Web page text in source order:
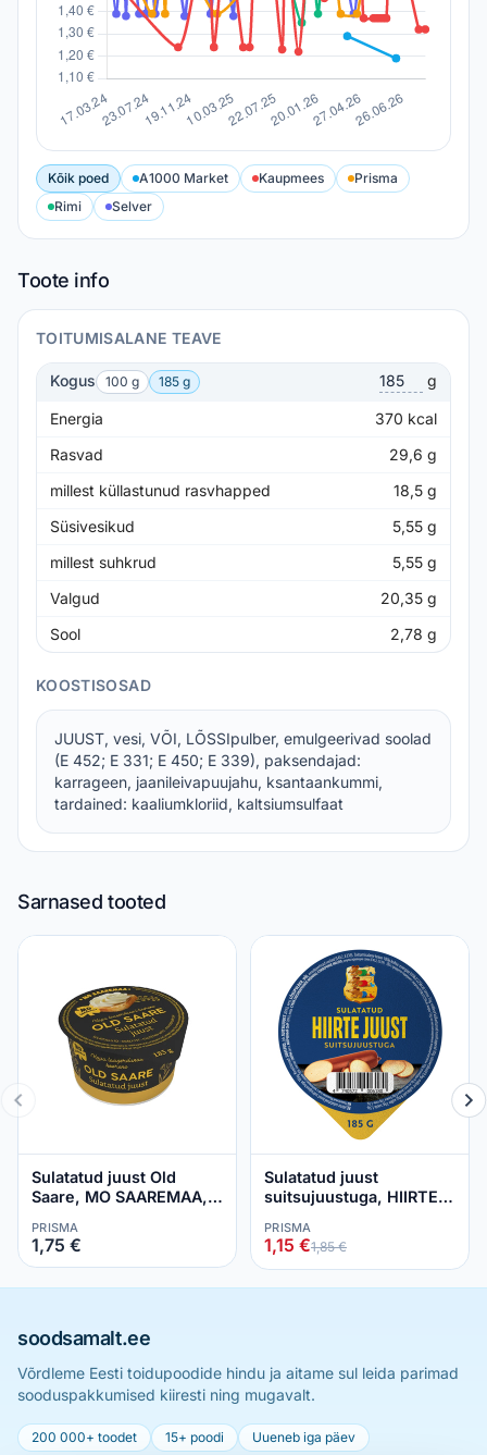
Kõik poed A1000 Market Kaupmees
Prisma
Rimi
Selver
Toote info
TOITUMISALANE TEAVE
Kogus 100 g 185 g g
Energia 370 kcal
Rasvad
29,6 g
millest küllastunud rasvhapped
18,5 g
Süsivesikud
5,55 g
millest suhkrud
5,55 g
Valgud
20,35 g
Sool
2,78 g
KOOSTISOSAD
JUUST, vesi, VÕI, LÕSSIpulber, emulgeerivad soolad
(E 452; E 331; E 450; E 339), paksendajad:
karrageen, jaanileivapuujahu, ksantaankummi,
tardained: kaaliumkloriid, kaltsiumsulfaat
Sarnased tooted
Sulatatud juust Old
Saare, MO SAAREMAA,
PRISMA
1,75 €
Sulatatud juust
suitsujuustuga, HIIRTE
PRISMA
1,15 €1,85 €
soodsamalt.ee
Võrdleme Eesti toidupoodide hindu ja aitame sul leida parimad
sooduspakkumised kiiresti ning mugavalt.
200 000+ toodet 15+ poodi Uueneb iga päev